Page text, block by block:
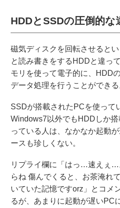
HDDとSSDの圧倒的な
磁気ディスクを回転させると
と読み書きをするHDDと違っ
モリを使って電子的に、HDD
データ処理を行うことができる
SSDが搭載されたPCを使って
Windows7以外でもHDDしか
っている人は、なかなか起動
ースも珍しくない。
リプライ欄に「はっ…速えぇ
らね 傷んでくると、お茶淹れ
いていた記憶ですorz」とコメ
るが、あまりに起動が遅いPC